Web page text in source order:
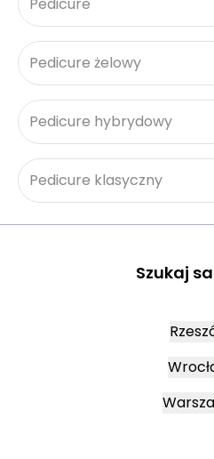
Pedicure żelowy
Pedicure hybrydowy
Pedicure klasyczny
Szukaj